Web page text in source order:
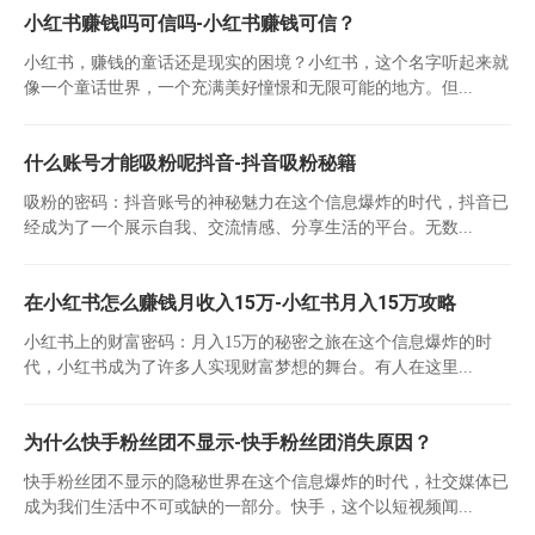
小红书赚钱吗可信吗-小红书赚钱可信？
小红书，赚钱的童话还是现实的困境？小红书，这个名字听起来就
像一个童话世界，一个充满美好憧憬和无限可能的地方。但...
什么账号才能吸粉呢抖音-抖音吸粉秘籍
吸粉的密码：抖音账号的神秘魅力在这个信息爆炸的时代，抖音已
经成为了一个展示自我、交流情感、分享生活的平台。无数...
在小红书怎么赚钱月收入15万-小红书月入15万攻略
小红书上的财富密码：月入15万的秘密之旅在这个信息爆炸的时
代，小红书成为了许多人实现财富梦想的舞台。有人在这里...
为什么快手粉丝团不显示-快手粉丝团消失原因？
快手粉丝团不显示的隐秘世界在这个信息爆炸的时代，社交媒体已
成为我们生活中不可或缺的一部分。快手，这个以短视频闻...